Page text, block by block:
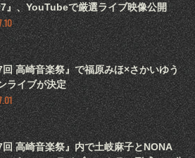
』、YouTubeで厳選ライブ映像公開
回 高崎音楽祭』で福原みほ×さかいゆう
ライブが決定
回 高崎音楽祭』内で土岐麻子とNONA